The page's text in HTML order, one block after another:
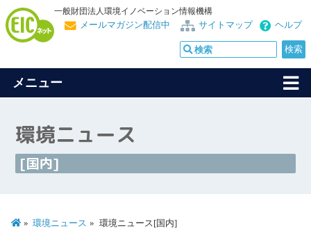
一般財団法人環境イノベーション情報機構
ヘルプ
サイトマップ
メールマガジン配信中
メニュー
環境ニュース
[国内]
環境ニュース 環境ニュース[国内]